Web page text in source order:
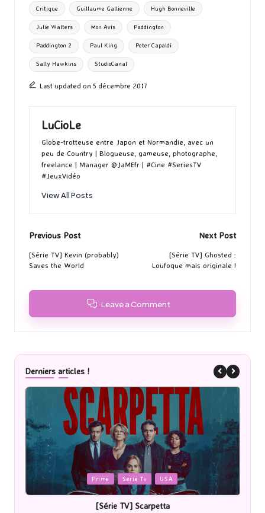
k
n
er
Critique Guillaume Gallienne Hugh Bonneville
Julie Walters Mon Avis Paddington
Paddington 2 Paul King Peter Capaldi
Sally Hawkins StudioCanal
Last updated on 5 décembre 2017
LuCioLe
Globe-trotteuse entre Japon et Normandie, avec un
peu de Country | Blogueuse, gameuse, photographe,
freelance | Manager @JaMEfr | #Cine #SeriesTV
#JeuxVidéo
View All Posts
Post
navigation
Previous Post
[Série TV] Kevin (probably)
Saves the World
Next Post
[Série TV] Ghosted :
Loufoque mais originale !
Leave a Comment
Derniers articles !
Posted
in
Prime Serie Tv USA
[Série TV] Scarpetta